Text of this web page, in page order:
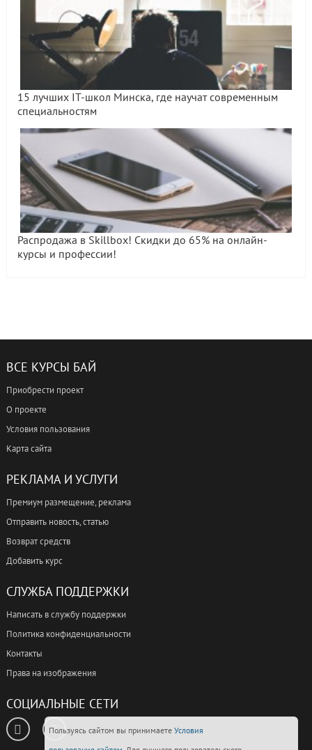
15 лучших IT-школ Минска, где научат современным
специальностям
Распродажа в Skillbox! Скидки до 65% на онлайн-
курсы и профессии!
ВСЕ КУРСЫ БАЙ
Приобрести проект
О проекте
Условия пользования
Карта сайта
РЕКЛАМА И УСЛУГИ
Премиум размещение, реклама
Отправить новость, статью
Возврат средств
Добавить курс
СЛУЖБА ПОДДЕРЖКИ
Написать в службу поддержки
Политика конфиденциальности
Контакты
Права на изображения
СОЦИАЛЬНЫЕ СЕТИ
Пользуясь сайтом вы принимаете Условия